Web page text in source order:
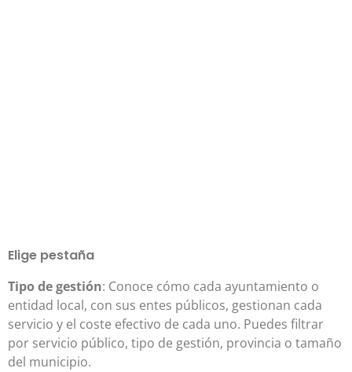
Elige pestaña
Tipo de gestión: Conoce cómo cada ayuntamiento o
entidad local, con sus entes públicos, gestionan cada
servicio y el coste efectivo de cada uno. Puedes filtrar
por servicio público, tipo de gestión, provincia o tamaño
del municipio.